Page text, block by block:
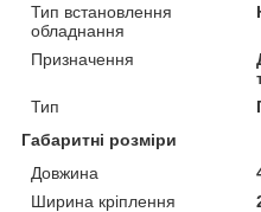
Тип встановлення
обладнання
Призначення
Тип
Габаритні розміри
Довжина
Ширина кріплення